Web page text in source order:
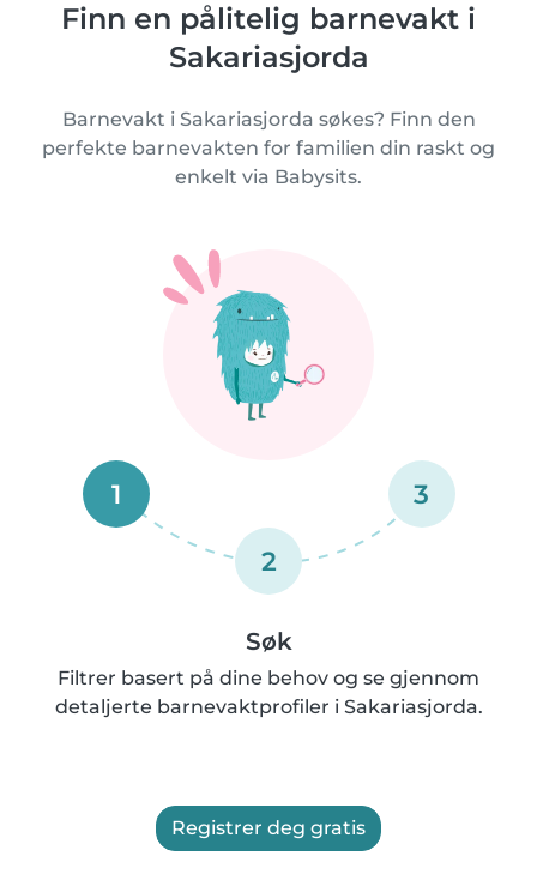
Finn en pålitelig barnevakt i
Sakariasjorda
Barnevakt i Sakariasjorda søkes? Finn den
perfekte barnevakten for familien din raskt og
enkelt via Babysits.
1
2
3
Søk
Filtrer basert på dine behov og se gjennom
detaljerte barnevaktprofiler i Sakariasjorda.
Registrer deg gratis